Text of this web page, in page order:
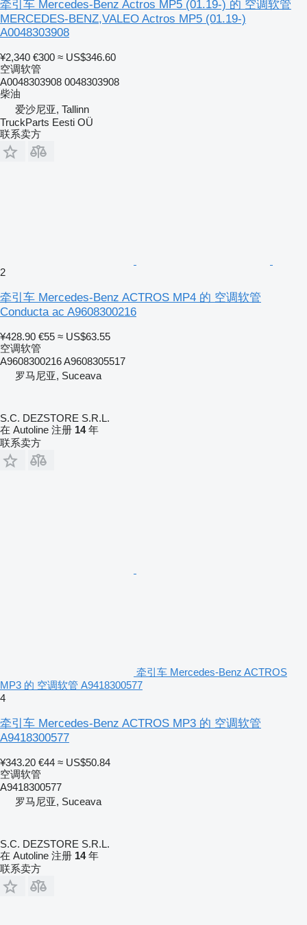
牵引车 Mercedes-Benz Actros MP5 (01.19-) 的 空调软管
MERCEDES-BENZ,VALEO Actros MP5 (01.19-)
A0048303908
¥2,340 €300 ≈ US$346.60
空调软管
A0048303908 0048303908
柴油
爱沙尼亚, Tallinn
TruckParts Eesti OÜ
联系卖方
2
牵引车 Mercedes-Benz ACTROS MP4 的 空调软管
Conducta ac A9608300216
¥428.90 €55 ≈ US$63.55
空调软管
A9608300216 A9608305517
罗马尼亚, Suceava
S.C. DEZSTORE S.R.L.
在 Autoline 注册 14年
联系卖方
牵引车 Mercedes-Benz ACTROS
MP3 的 空调软管 A9418300577
4
牵引车 Mercedes-Benz ACTROS MP3 的 空调软管
A9418300577
¥343.20 €44 ≈ US$50.84
空调软管
A9418300577
罗马尼亚, Suceava
S.C. DEZSTORE S.R.L.
在 Autoline 注册 14年
联系卖方